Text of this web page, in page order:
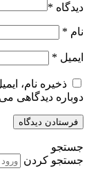
دیدگاه *
نام *
ایمیل *
ذخیره نام،
دوباره دیدگاهی
جستجو
جستجو کردن